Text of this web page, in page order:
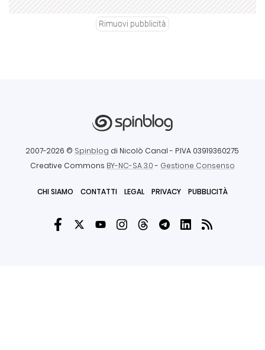
Rimuovi pubblicità
2007-2026 © Spinblog di Nicolò Canal - P.IVA 03919360275
Creative Commons BY-NC-SA 3.0- Gestione Consenso
CHI SIAMO CONTATTI LEGAL PRIVACY PUBBLICITÀ